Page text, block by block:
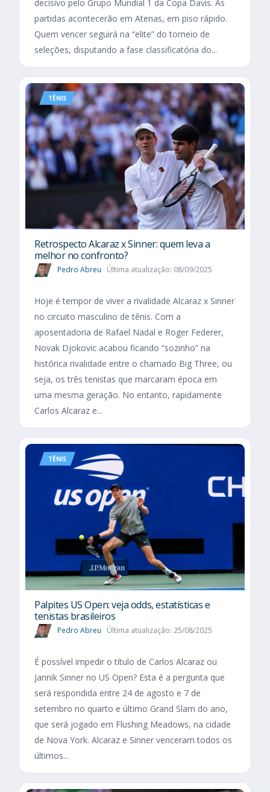
decisivo pelo Grupo Mundial 1 da Copa Davis. As
partidas acontecerão em Atenas, em piso rápido.
Quem vencer seguirá na “elite” do torneio de
seleções, disputando a fase classificatória do...
TÊNIS
Retrospecto Alcaraz x Sinner: quem leva a
melhor no confronto?
Pedro Abreu Última atualização: 08/09/2025
Hoje é tempor de viver a rivalidade Alcaraz x Sinner
no circuito masculino de tênis. Com a
aposentadoria de Rafael Nadal e Roger Federer,
Novak Djokovic acabou ficando “sozinho” na
histórica rivalidade entre o chamado Big Three, ou
seja, os três tenistas que marcaram época em
uma mesma geração. No entanto, rapidamente
Carlos Alcaraz e...
TÊNIS
Palpites US Open: veja odds, estatísticas e
tenistas brasileiros
Pedro Abreu Última atualização: 25/08/2025
É possível impedir o título de Carlos Alcaraz ou
Jannik Sinner no US Open? Esta é a pergunta que
será respondida entre 24 de agosto e 7 de
setembro no quarto e último Grand Slam do ano,
que será jogado em Flushing Meadows, na cidade
de Nova York. Alcaraz e Sinner venceram todos os
últimos...